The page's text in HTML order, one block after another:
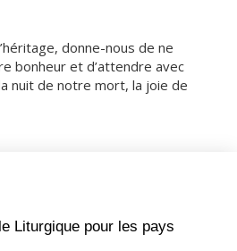
donne-nous de ne
bonheur et d’attendre avec
nuit de notre mort, la joie de
Seigneur. Amen.
QUELLE JOIE !